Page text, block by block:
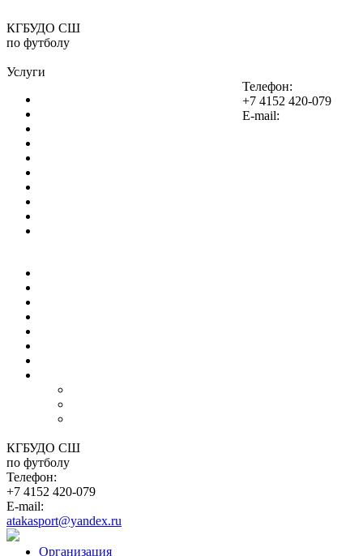
КГБУДО СШ
по футболу
Услуги
Телефон:
+7 4152 420-079
E-mail:
КГБУДО СШ
по футболу
Телефон:
+7 4152 420-079
E-mail:
atakasport@yandex.ru
Организация